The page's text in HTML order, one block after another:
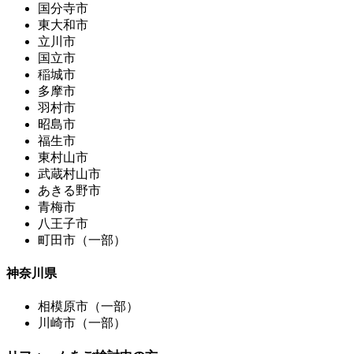
国分寺市
東大和市
立川市
国立市
稲城市
多摩市
羽村市
昭島市
福生市
東村山市
武蔵村山市
あきる野市
青梅市
八王子市
町田市（一部）
神奈川県
相模原市（一部）
川崎市（一部）